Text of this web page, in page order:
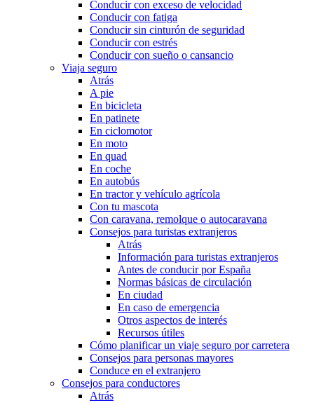
Conducir con exceso de velocidad
Conducir con fatiga
Conducir sin cinturón de seguridad
Conducir con estrés
Conducir con sueño o cansancio
Viaja seguro
Atrás
A pie
En bicicleta
En patinete
En ciclomotor
En moto
En quad
En coche
En autobús
En tractor y vehículo agrícola
Con tu mascota
Con caravana, remolque o autocaravana
Consejos para turistas extranjeros
Atrás
Información para turistas extranjeros
Antes de conducir por España
Normas básicas de circulación
En ciudad
En caso de emergencia
Otros aspectos de interés
Recursos útiles
Cómo planificar un viaje seguro por carretera
Consejos para personas mayores
Conduce en el extranjero
Consejos para conductores
Atrás